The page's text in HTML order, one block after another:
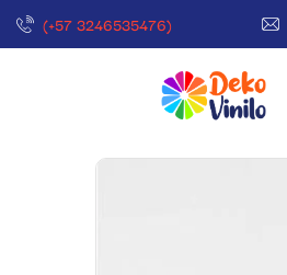
(+57 3246535476)